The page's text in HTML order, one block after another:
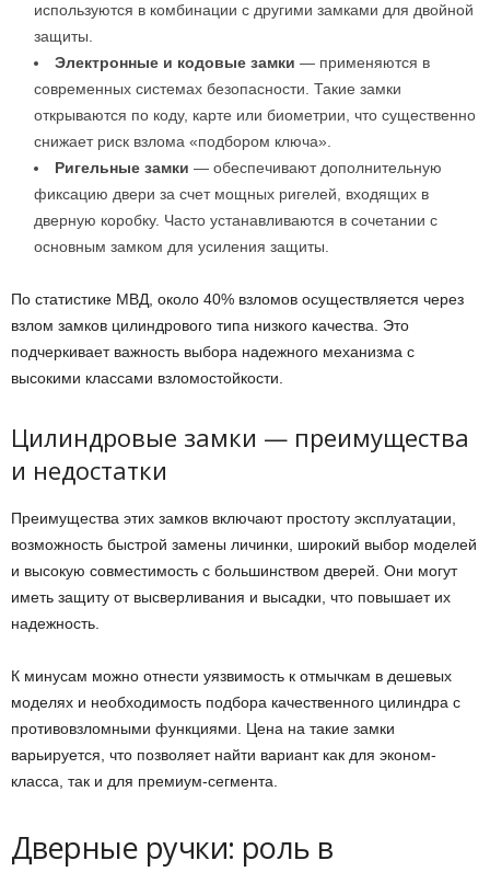
используются в комбинации с другими замками для двойной
защиты.
Электронные и кодовые замки — применяются в
современных системах безопасности. Такие замки
открываются по коду, карте или биометрии, что существенно
снижает риск взлома «подбором ключа».
Ригельные замки — обеспечивают дополнительную
фиксацию двери за счет мощных ригелей, входящих в
дверную коробку. Часто устанавливаются в сочетании с
основным замком для усиления защиты.
По статистике МВД, около 40% взломов осуществляется через
взлом замков цилиндрового типа низкого качества. Это
подчеркивает важность выбора надежного механизма с
высокими классами взломостойкости.
Цилиндровые замки — преимущества
и недостатки
Преимущества этих замков включают простоту эксплуатации,
возможность быстрой замены личинки, широкий выбор моделей
и высокую совместимость с большинством дверей. Они могут
иметь защиту от высверливания и высадки, что повышает их
надежность.
К минусам можно отнести уязвимость к отмычкам в дешевых
моделях и необходимость подбора качественного цилиндра с
противовзломными функциями. Цена на такие замки
варьируется, что позволяет найти вариант как для эконом-
класса, так и для премиум-сегмента.
Дверные ручки: роль в